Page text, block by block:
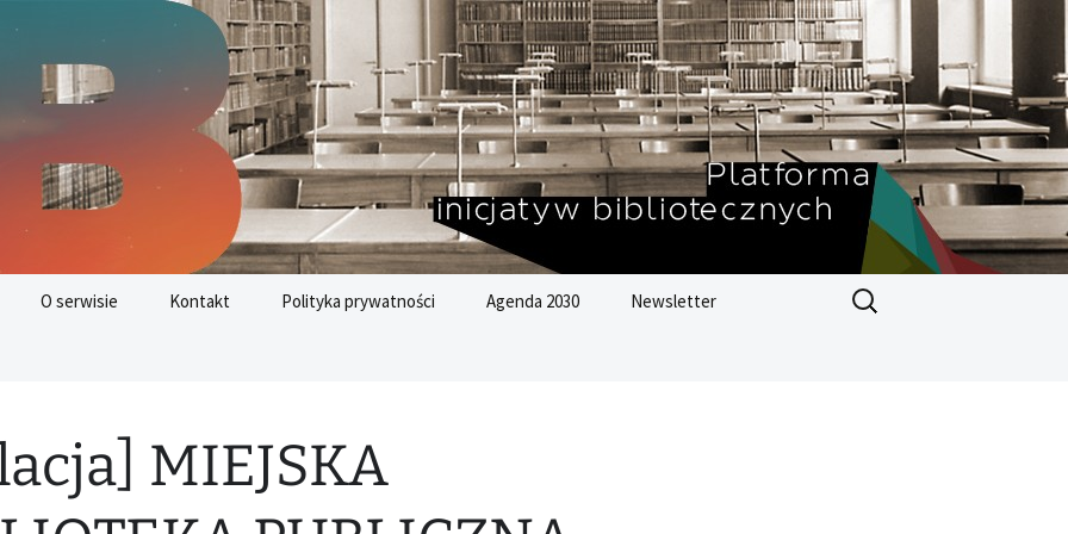
O serwisie Kontakt Polityka prywatności Agenda 2030 Newsletter
Szukaj:
MIEJSKA